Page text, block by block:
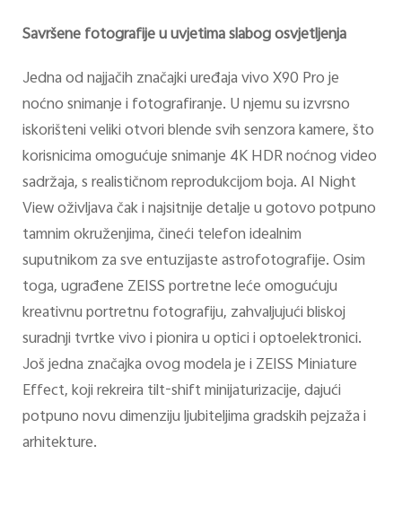
Savršene fotografije u uvjetima slabog osvjetljenja
Jedna od najjačih značajki uređaja vivo X90 Pro je
noćno snimanje i fotografiranje. U njemu su izvrsno
iskorišteni veliki otvori blende svih senzora kamere, što
korisnicima omogućuje snimanje 4K HDR noćnog video
sadržaja, s realističnom reprodukcijom boja. AI Night
View oživljava čak i najsitnije detalje u gotovo potpuno
tamnim okruženjima, čineći telefon idealnim
suputnikom za sve entuzijaste astrofotografije. Osim
toga, ugrađene ZEISS portretne leće omogućuju
kreativnu portretnu fotografiju, zahvaljujući bliskoj
suradnji tvrtke vivo i pionira u optici i optoelektronici.
Još jedna značajka ovog modela je i ZEISS Miniature
Effect, koji rekreira tilt-shift minijaturizacije, dajući
potpuno novu dimenziju ljubiteljima gradskih pejzaža i
arhitekture.